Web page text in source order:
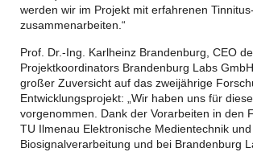
werden wir im Projekt mit erfahrenen
zusammenarbeiten.“
Prof. Dr.-Ing. Karlheinz Brandenburg, CEO
Projektkoordinators Brandenburg Labs
großer Zuversicht auf das zweijährige
Entwicklungsprojekt: „Wir haben uns für
vorgenommen. Dank der Vorarbeiten in den
TU Ilmenau Elektronische Medientechnik und
Biosignalverarbeitung und bei Brandenburg